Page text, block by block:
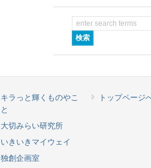
して下さい。 村役場で
[…]
キラっと輝くものやこ
と
大切みらい研究所
いきいきマイウェイ
独創企画室
トップページ